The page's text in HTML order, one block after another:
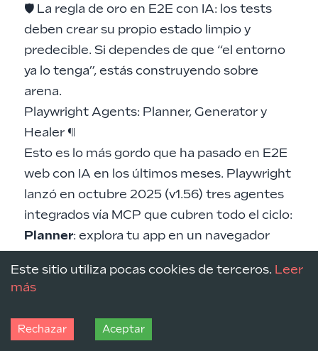
Este sitio utiliza pocas cookies de terceros. Leer
más
Rechazar Aceptar
🛡️ La regla de oro en E2E con IA: los tests
deben crear su propio estado limpio y
predecible. Si dependes de que “el entorno
ya lo tenga”, estás construyendo sobre
arena.
Playwright Agents: Planner, Generator y
Healer ¶
Esto es lo más gordo que ha pasado en E2E
web con IA en los últimos meses. Playwright
lanzó en octubre 2025 (v1.56) tres agentes
integrados vía MCP que cubren todo el ciclo:
Planner: explora tu app en un navegador
con escenarios, pasos y datos esperados
ficheros
.spec.ts ejecutables, verificando
selectores y assertions en vivo